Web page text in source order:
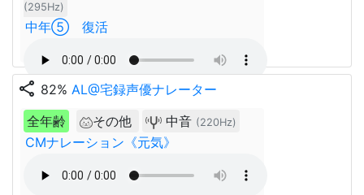
(295Hz)
中年⑤ 復活
share 82% AL@宅録声優ナレーター
全年齢
その他 中音 (220Hz)
CMナレーション《元気》